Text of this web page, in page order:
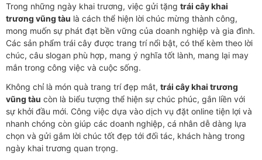
Trong những ngày khai trương, việc gửi tặng trái cây khai
trương vũng tàu là cách thể hiện lời chúc mừng thành công,
mong muốn sự phát đạt bền vững của doanh nghiệp và gia đình.
Các sản phẩm trái cây được trang trí nổi bật, có thể kèm theo lời
chúc, câu slogan phù hợp, mang ý nghĩa tốt lành, mang lại may
mắn trong công việc và cuộc sống.
Không chỉ là món quà trang trí đẹp mắt, trái cây khai trương
vũng tàu còn là biểu tượng thể hiện sự chúc phúc, gắn liền với
sự khởi đầu mới. Công việc dựa vào dịch vụ đặt online tiện lợi và
nhanh chóng còn giúp các doanh nghiệp, cá nhân dễ dàng lựa
chọn và gửi gắm lời chúc tốt đẹp tới đối tác, khách hàng trong
ngày khai trương quan trọng.